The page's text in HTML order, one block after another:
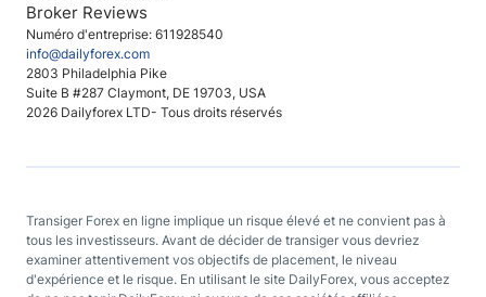
Numéro d'entreprise: 611928540
info@dailyforex.com
2803 Philadelphia Pike
Suite B #287 Claymont, DE 19703, USA
2026 Dailyforex LTD- Tous droits réservés
Broker Reviews
Transiger Forex en ligne implique un risque élevé et ne convient pas à
tous les investisseurs. Avant de décider de transiger vous devriez
examiner attentivement vos objectifs de placement, le niveau
d'expérience et le risque. En utilisant le site DailyForex, vous acceptez